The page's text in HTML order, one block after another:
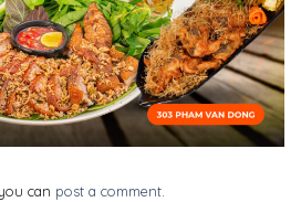
can post a comment.